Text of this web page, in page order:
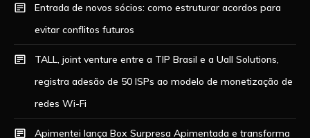
Entrada de novos sócios: como estruturar acordos para
evitar conflitos futuros
TALL, joint venture entre a TIP Brasil e a Uall Solutions,
registra adesão de 50 ISPs ao modelo de monetização de
redes Wi-Fi
Apimentei lança Box Surpresa Apimentada e transforma